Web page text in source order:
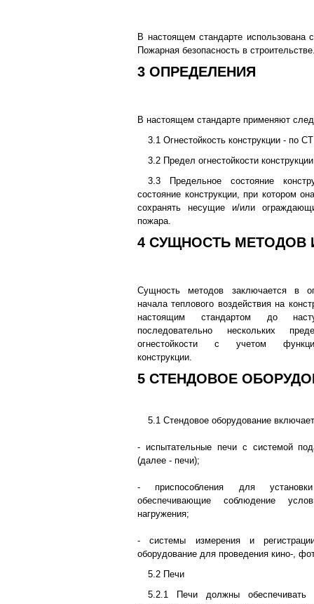
В настоящем стандарте
Пожарная безопасность в
3 ОПРЕДЕЛЕНИЯ
В настоящем стандарте применяют
3.1 Огнестойкость конструкции - по
3.2 Предел огнестойкости
3.3 Предельное состояние
состояние конструкции, при котором
сохранять несущие и/или
пожара.
4 СУЩНОСТЬ МЕТОДОВ
Сущность методов заключается в
начала теплового воздействия на
настоящим стандартом до
последовательно нескольких
огнестойкости с учетом
конструкции.
5 СТЕНДОВОЕ
5.1 Стендовое оборудование
- испытательные печи с системой
(далее - печи);
- приспособления для
обеспечивающие соблюдение
нагружения;
- системы измерения и
оборудование для проведения кино-,
5.2 Печи
5.2.1 Печи должны обеспечивать